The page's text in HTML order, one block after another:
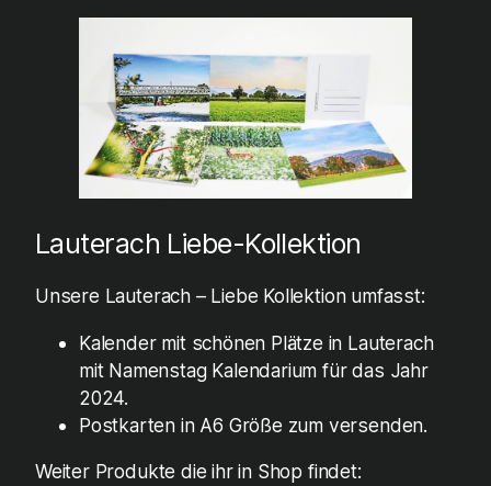
Lauterach Liebe-Kollektion
Unsere Lauterach – Liebe Kollektion umfasst:
Kalender mit schönen Plätze in Lauterach
mit Namenstag Kalendarium für das Jahr
2024.
Postkarten in A6 Größe zum versenden.
Weiter Produkte die ihr in Shop findet: